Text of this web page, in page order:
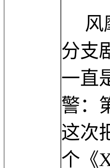
风
分支
一直
警：
这次
个《